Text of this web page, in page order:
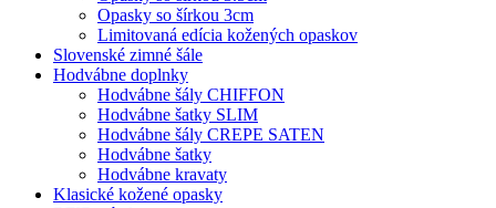
Opasky so šírkou 3cm
Limitovaná edícia kožených opaskov
Slovenské zimné šále
Hodvábne doplnky
Hodvábne šály CHIFFON
Hodvábne šatky SLIM
Hodvábne šály CREPE SATEN
Hodvábne šatky
Hodvábne kravaty
Klasické kožené opasky